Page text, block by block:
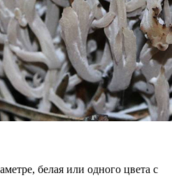
белая или одного цвета с